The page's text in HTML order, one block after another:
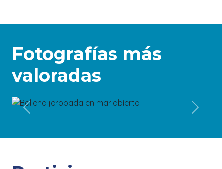
Fotografías más
valoradas
4189
Previous Next